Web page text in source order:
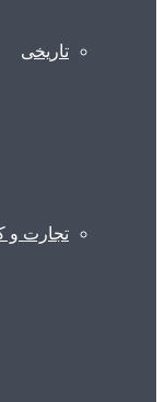
تاریخی
تجارت و